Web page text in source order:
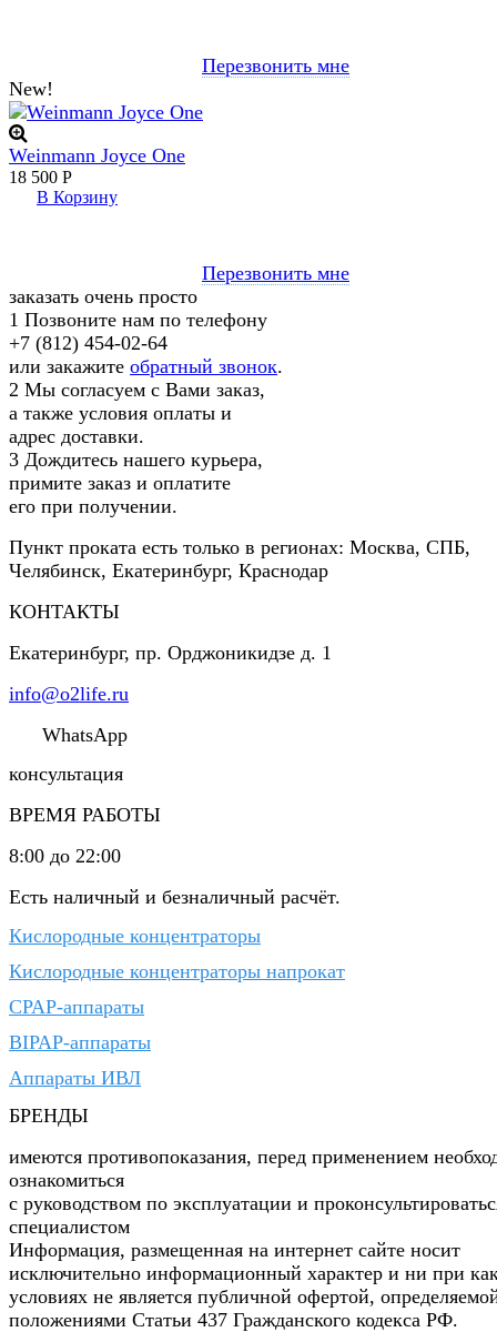
Перезвонить мне
New!
Weinmann Joyce One
18 500 Р
В Корзину
Перезвонить мне
заказать очень просто
1 Позвоните нам по телефону
+7 (812) 454-02-64
или закажите обратный звонок.
2 Мы согласуем с Вами заказ,
а также условия оплаты и
адрес доставки.
3 Дождитесь нашего курьера,
примите заказ и оплатите
его при получении.
Пункт проката есть только в регионах: Москва, СПБ,
Челябинск, Екатеринбург, Краснодар
КОНТАКТЫ
Екатеринбург, пр. Орджоникидзе д. 1
info@o2life.ru
WhatsApp
консультация
ВРЕМЯ РАБОТЫ
8:00 до 22:00
Есть наличный и безналичный расчёт.
Кислородные концентраторы
Кислородные концентраторы напрокат
CPAP-аппараты
BIPAP-аппараты
Аппараты ИВЛ
БРЕНДЫ
имеются противопоказания, перед применением
ознакомиться
с руководством по эксплуатации и
специалистом
Информация, размещенная на интернет сайте носит
исключительно информационный характер и ни при
условиях не является публичной офертой,
положениями Статьи 437 Гражданского кодекса РФ.